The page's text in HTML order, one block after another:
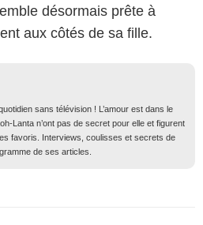
désormais prête à
aux côtés de sa fille.
sans télévision ! L’amour est dans le
Lanta n’ont pas de secret pour elle et figurent
favoris. Interviews, coulisses et secrets de
de ses articles.